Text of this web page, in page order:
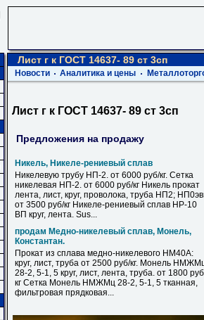
Лист г к ГОСТ 14637- 89 ст 3сп
Новости Аналитика и цены
Лист г к ГОСТ 14637- 89 ст 3сп
Предложения на продажу
Никель, Никеле-рениевый сплав
Никелевую трубу НП-2. от 6000 руб/кг. Сетка
никелевая НП-2. от 6000 руб/кг Никель прокат
лента, лист, круг, проволока, труба НП2;
от 3500 руб/кг Никеле-рениевый сплав НР-10
ВП круг, лента. Sus...
продам Медно-никелевый сплав, Монель,
Константан.
Прокат из сплава медно-никелевого НМ40А:
круг, лист, труба от 2500 руб/кг. Монель
28-2, 5-1, 5 круг, лист, лента, труба. от 1800
кг Сетка Монель НМЖМц 28-2, 5-1, 5 тканная,
фильтровая прядковая...